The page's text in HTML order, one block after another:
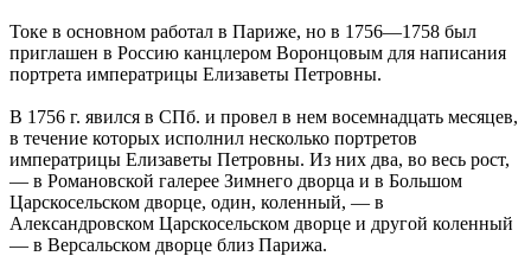
Токе в основном работал в Париже, но в 1756—1758 был
приглашен в Россию канцлером Воронцовым для написания
портрета императрицы Елизаветы Петровны.
В 1756 г. явился в СПб. и провел в нем восемнадцать месяцев,
в течение которых исполнил несколько портретов
императрицы Елизаветы Петровны. Из них два, во весь рост,
— в Романовской галерее Зимнего дворца и в Большом
Царскосельском дворце, один, коленный, — в
Александровском Царскосельском дворце и другой коленный
— в Версальском дворце близ Парижа.